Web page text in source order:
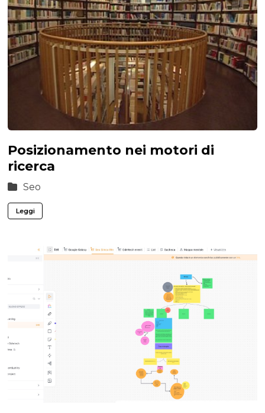
Posizionamento nei motori di
ricerca
Seo
Leggi